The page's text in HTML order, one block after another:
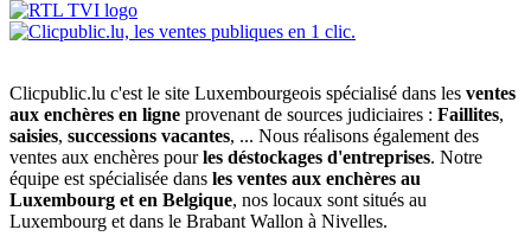
Clicpublic.lu c'est le site Luxembourgeois spécialisé dans les ventes
aux enchères en ligne provenant de sources judiciaires : Faillites,
saisies, successions vacantes, ... Nous réalisons également des
ventes aux enchères pourles déstockages d'entreprises. Notre
équipe est spécialisée dans les ventes aux enchères au
Luxembourg et en Belgique, nos locaux sont situés au
Luxembourg et dans le Brabant Wallon à Nivelles.